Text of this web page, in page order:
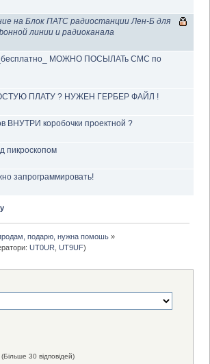
на Блок ПАТС радиостанции Лен-Б для
линии и радиоканала
МОЖНО ПОСЫЛАТь СМС по
ПЛАТУ ? НУЖЕН ГЕРБЕР ФАЙЛ !
ВНУТРИ коробочки проектной ?
пикроскопом
запрограммировать!
подарю, нужна помошь»
UT0UR ,UT9UF)
30 відповідей)